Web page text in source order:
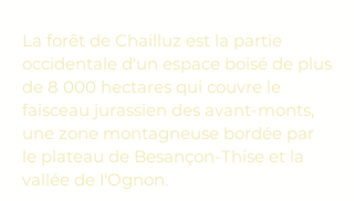
La forêt de Chailluz est la partie
occidentale d'un espace boisé de plus
de 8 000 hectares qui couvre le
faisceau jurassien des avant-monts,
une zone montagneuse bordée par
le plateau de Besançon-Thise et la
vallée de l'Ognon.